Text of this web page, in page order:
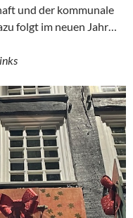
und der kommunale
folgt im neuen Jahr…